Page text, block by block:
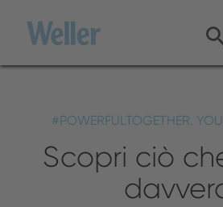
contenuto
principale
#POWERFULTOGETHER.
Scopri ciò